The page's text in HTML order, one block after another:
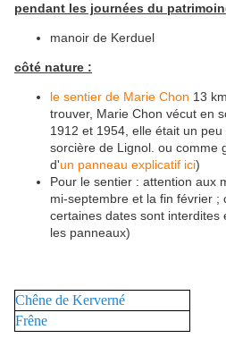
pendant les journées du
manoir de Kerduel
côté nature :
le sentier de Marie Chon 13
trouver, Marie Chon vécut en
1912 et 1954, elle était un
sorcière de Lignol. ou comme
d'un panneau explicatif ici)
Pour le sentier : attention aux
mi-septembre et la fin février ;
certaines dates sont interdites
les panneaux)
Chêne de Kerverné
Frêne